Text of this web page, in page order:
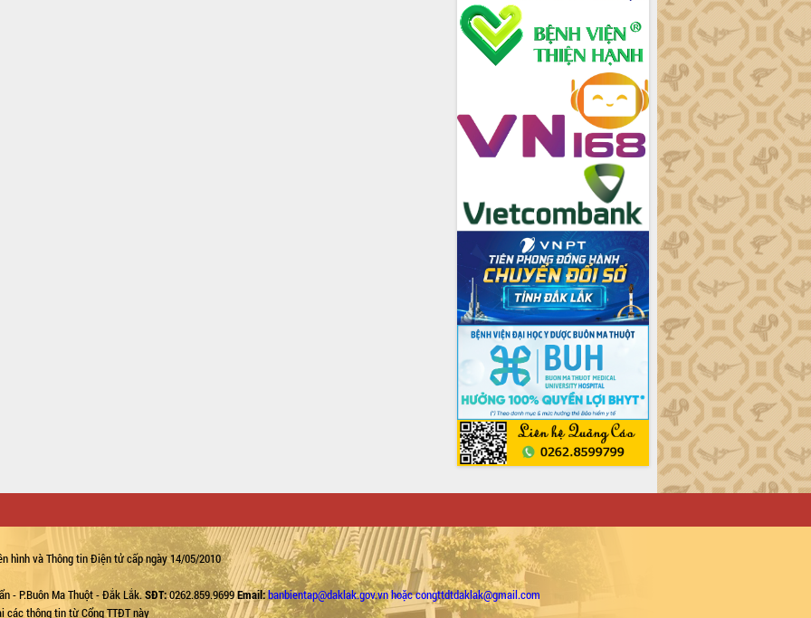
hình và Thông tin Điện tử cấp ngày 14/05/2010
- P.Buôn Ma Thuột - Đắk Lắk.SĐT:0262.859.9699Email:banbientap@daklak.gov.vn hoặc congttdtdaklak@gmail.com
các thông tin từ Cổng TTĐT này